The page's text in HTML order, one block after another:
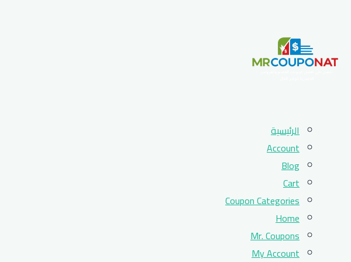
الرئيسية
Account
Blog
Cart
Coupon Categories
Home
Mr. Coupons
My Account